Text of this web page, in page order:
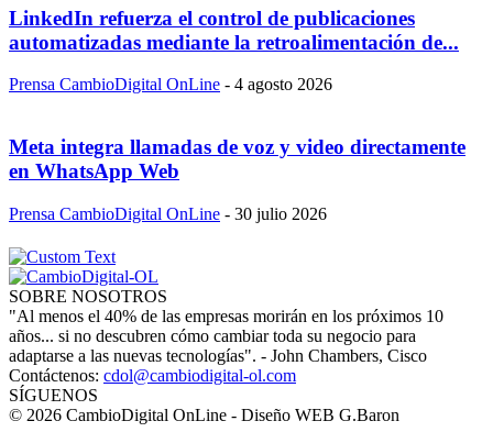
LinkedIn refuerza el control de publicaciones
automatizadas mediante la retroalimentación de...
Prensa CambioDigital OnLine - 4 agosto 2026
Meta integra llamadas de voz y video directamente
en WhatsApp Web
Prensa CambioDigital OnLine - 30 julio 2026
SOBRE NOSOTROS
"Al menos el 40% de las empresas morirán en los próximos 10
años... si no descubren cómo cambiar toda su negocio para
adaptarse a las nuevas tecnologías". - John Chambers, Cisco
Contáctenos: cdol@cambiodigital-ol.com
SÍGUENOS
© 2026 CambioDigital OnLine - Diseño WEB G.Baron